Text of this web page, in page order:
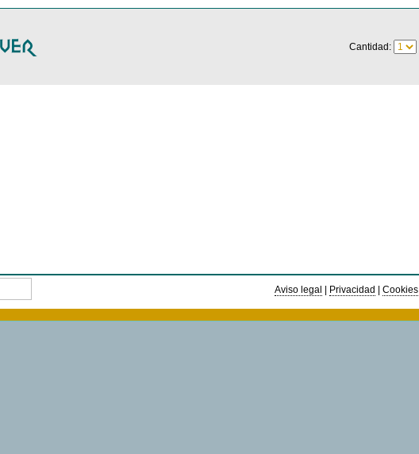
Cantidad:
Aviso legal Privacidad Cookies